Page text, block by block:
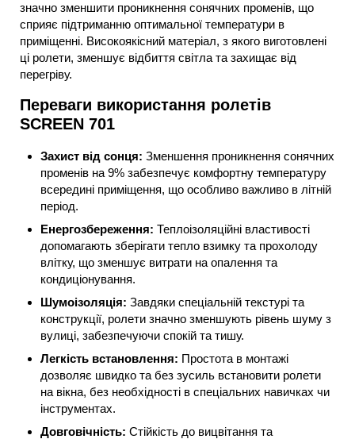
значно зменшити проникнення сонячних променів, що
сприяє підтриманню оптимальної температури в
приміщенні. Високоякісний матеріал, з якого виготовлені
ці ролети, зменшує відбиття світла та захищає від
перегріву.
Переваги використання ролетів
SCREEN 701
Захист від сонця: Зменшення проникнення сонячних
променів на 9% забезпечує комфортну температуру
всередині приміщення, що особливо важливо в літній
період.
Енергозбереження: Теплоізоляційні властивості
допомагають зберігати тепло взимку та прохолоду
влітку, що зменшує витрати на опалення та
кондиціонування.
Шумоізоляція: Завдяки спеціальній текстурі та
конструкції, ролети значно зменшують рівень шуму з
вулиці, забезпечуючи спокій та тишу.
Легкість встановлення: Простота в монтажі
дозволяє швидко та без зусиль встановити ролети
на вікна, без необхідності в спеціальних навичках чи
інструментах.
Довговічність: Стійкість до вицвітання та